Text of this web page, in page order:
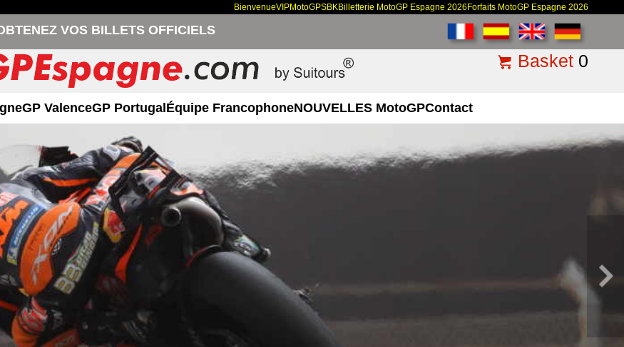
BienvenueVIPMotoGPSBKBilletterie MotoGP Espagne 2026 Forfaits MotoGP Espagne 2026
VOS BILLETS OFFICIELS
Basket 0
GP ValenceGP PortugalÉquipe FrancophoneNOUVELLES MotoGPContact